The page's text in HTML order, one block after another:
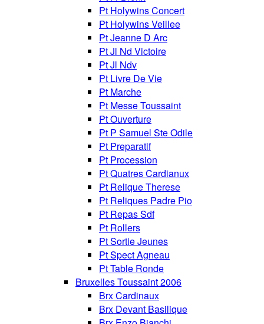
Pt Holywins Concert
Pt Holywins Veillee
Pt Jeanne D Arc
Pt Jl Nd Victoire
Pt Jl Ndv
Pt Livre De Vie
Pt Marche
Pt Messe Toussaint
Pt Ouverture
Pt P Samuel Ste Odile
Pt Preparatif
Pt Procession
Pt Quatres Cardianux
Pt Relique Therese
Pt Reliques Padre Pio
Pt Repas Sdf
Pt Rollers
Pt Sortie Jeunes
Pt Spect Agneau
Pt Table Ronde
Bruxelles Toussaint 2006
Brx Cardinaux
Brx Devant Basilique